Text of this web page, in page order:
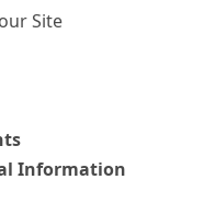
Site
Information